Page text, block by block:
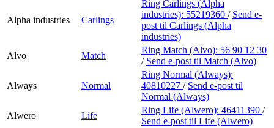
Alpha industries Carlings
Ring Carlings (Alpha
industries): 55219360 / Send e-
post til Carlings (Alpha
industries)
Alvo
Match
Ring Match (Alvo): 56 90 12 30
/ Send e-post til Match (Alvo)
Always Normal
Ring Normal (Always):
40810227 / Send e-post til
Normal (Always)
Alwero
Life
Ring Life (Alwero): 46411390 /
Send e-post til Life (Alwero)